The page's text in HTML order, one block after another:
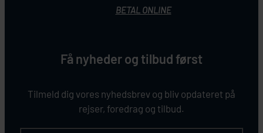
BETAL ONLINE
Få nyheder og tilbud først
Tilmeld dig vores nyhedsbrev og bliv opdateret på
rejser, foredrag og tilbud.